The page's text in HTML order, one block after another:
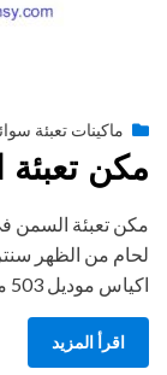
byengmansyPostedأغسطس 27, 2020
ماكينات تعبئة
مكن
لحام من الظهر
اكياس موديل 503 ماركة مهندس…
اقرأ المزيد